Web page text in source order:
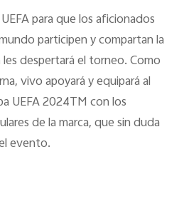
para que los aficionados
participen y compartan la
despertará el torneo. Como
vivo apoyará y equipará al
UEFA 2024TM con los
de la marca, que sin duda
evento.